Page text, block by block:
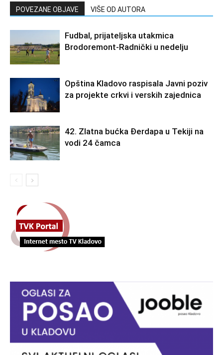
POVEZANE OBJAVE VIŠE OD AUTORA
Fudbal, prijateljska utakmica
Brodoremont-Radnički u nedelju
Opština Kladovo raspisala Javni poziv
za projekte crkvi i verskih zajednica
42. Zlatna bućka Đerdapa u Tekiji na
vodi 24 čamca